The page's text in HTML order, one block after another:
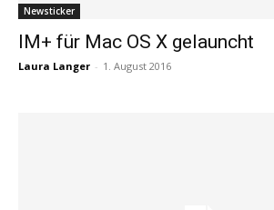
Newsticker
IM+ für Mac OS X gelauncht
Laura Langer - 1. August 2016